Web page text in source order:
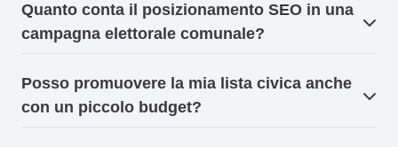
Quanto conta il posizionamento SEO in una
campagna elettorale comunale?
Posso promuovere la mia lista civica anche
con un piccolo budget?